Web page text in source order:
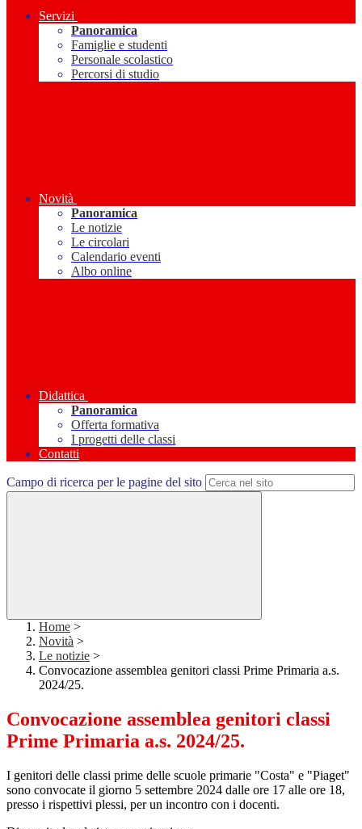
Servizi
Panoramica
Famiglie e studenti
Personale scolastico
Percorsi di studio
Novità
Panoramica
Le notizie
Le circolari
Calendario eventi
Albo online
Didattica
Panoramica
Offerta formativa
I progetti delle classi
Contatti
Campo di ricerca per le pagine del sito
Home >
Novità >
Le notizie >
Convocazione assemblea genitori classi Prime Primaria a.s.
2024/25.
Convocazione assemblea genitori classi
Prime Primaria a.s. 2024/25.
I genitori delle classi prime delle scuole primarie "Costa" e "Piaget"
sono convocate il giorno 5 settembre 2024 dalle ore 17 alle ore 18,
presso i rispettivi plessi, per un incontro con i docenti.